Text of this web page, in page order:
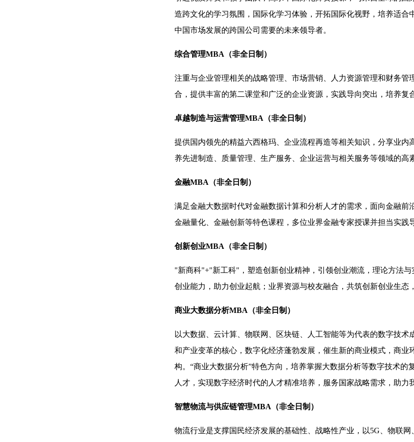
造跨文化的学习氛围，国际化学习体验，开拓国际化视野，培养适合
中国市场发展的跨国公司需要的未来领导者。
综合管理MBA（非全日制）
注重与企业管理相关的战略管理、市场营销、人力资源管理和财务管
合，提供丰富的第二课堂和广泛的企业资源，实践导向突出，培养复
卓越制造与运营管理MBA（非全日制）
提供国内领先的精益六西格玛、企业流程再造等相关知识，分享业内
养先进制造、质量管理、生产服务、企业运营与相关服务等领域的高
金融MBA（非全日制）
满足金融大数据时代对金融数据计算和分析人才的需求，面向金融前
金融量化、金融创新等特色课程，多位业界金融专家授课并担当实践
创新创业MBA（非全日制）
"新商科"+"新工科"，塑造创新创业精神，引领创业潮流，理论方法
创业能力，助力创业起航；业界资源与校友融合，共筑创新创业生态
商业大数据分析MBA（非全日制）
以大数据、云计算、物联网、区块链、人工智能等为代表的数字技术
和产业变革的核心，数字化经济蓬勃发展，催生新的商业模式，商业
构。“商业大数据分析”特色方向，培养掌握大数据分析等数字技术的
人才，实现数字经济时代的人才精准培养，服务国家战略需求，助力
智慧物流与供应链管理MBA（非全日制）
物流行业是支撑国民经济发展的基础性、战略性产业，以5G、物联